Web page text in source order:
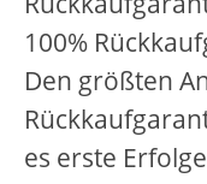
100%
Den größten
es erste